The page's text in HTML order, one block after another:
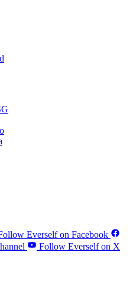
Everself on Facebook
Follow Everself on X